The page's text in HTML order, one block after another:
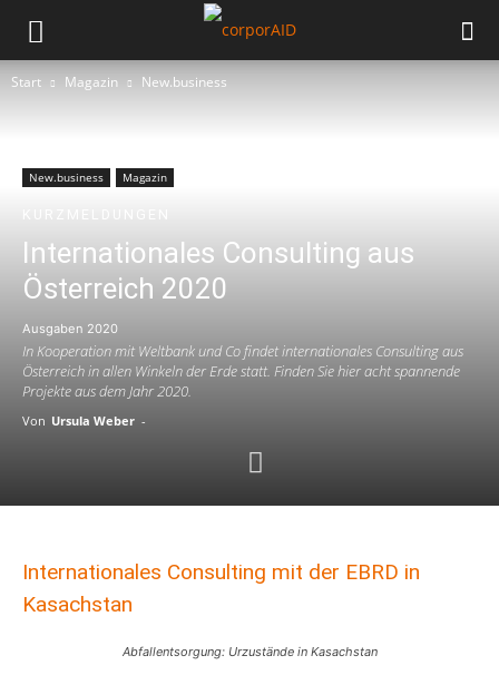
Start Magazin New.business
New.business Magazin
Internationales Consulting aus
Österreich 2020
Ausgaben 2020
In Kooperation mit Weltbank und Co findet internationales Consulting aus
Österreich in allen Winkeln der Erde statt. Finden Sie hier acht spannende
Projekte aus dem Jahr 2020.
Von Ursula Weber -
Internationales Consulting mit der EBRD in
Kasachstan
Abfallentsorgung: Urzustände in Kasachstan